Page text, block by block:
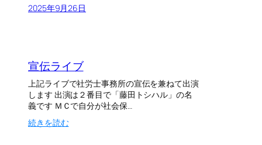
金
2025年9月26日
宣伝ライブ
上記ライブで社労士事務所の宣伝を兼ねて出演
します 出演は２番目で「藤田トシハル」の名
義です ＭＣで自分が社会保…
続きを読む: